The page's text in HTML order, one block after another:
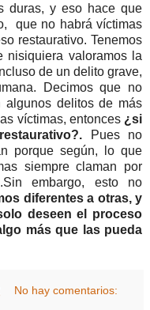
duras, y eso hace que
que no habrá víctimas
restaurativo. Tenemos
nisiquiera valoramos la
de un delito grave,
Decimos que no
algunos delitos de más
víctimas, entonces ¿si
Pues no
porque según, lo que
siempre claman por
embargo, esto no
diferentes a otras, y
deseen el proceso
más que las pueda
No hay comentarios: